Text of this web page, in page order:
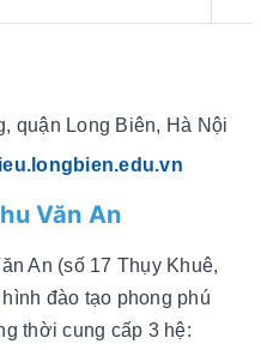
quận Long Biên, Hà Nội
Văn An
An (số 17 Thụy Khuê,
đào tạo phong phú
thời cung cấp 3 hệ: